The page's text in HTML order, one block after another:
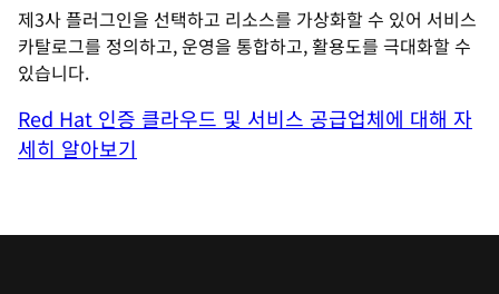
제3사 플러그인을 선택하고 리소스를 가상화할 수 있어 서비스
카탈로그를 정의하고, 운영을 통합하고, 활용도를 극대화할 수
있습니다.
Red Hat 인증 클라우드 및 서비스 공급업체에 대해 자
세히 알아보기